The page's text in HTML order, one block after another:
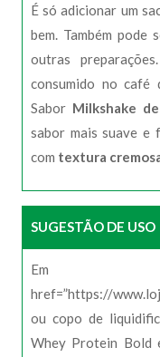
É só adicionar um
bem. Também pode
outras
consumido no café
Sabor Milkshake
sabor mais suave e
com textura
SUGESTÃO DE USO
Em
href=”https://
ou copo de
Whey Protein Bold